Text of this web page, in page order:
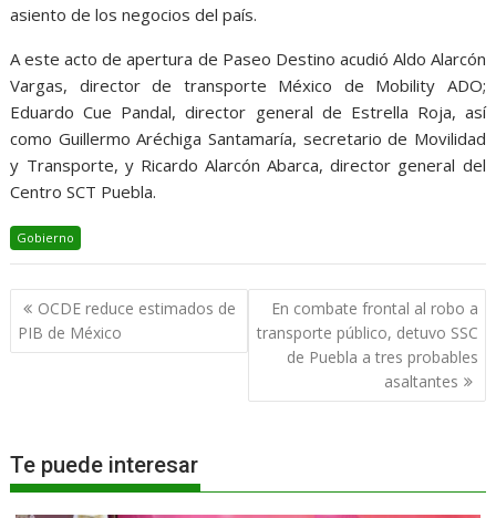
asiento de los negocios del país.
A este acto de apertura de Paseo Destino acudió Aldo Alarcón
Vargas, director de transporte México de Mobility ADO;
Eduardo Cue Pandal, director general de Estrella Roja, así
como Guillermo Aréchiga Santamaría, secretario de Movilidad
y Transporte, y Ricardo Alarcón Abarca, director general del
Centro SCT Puebla.
Gobierno
Navegación
de
entradas
OCDE reduce estimados de
PIB de México
En combate frontal al robo a
transporte público, detuvo SSC
de Puebla a tres probables
asaltantes
Te puede interesar